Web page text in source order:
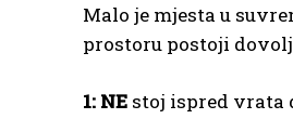
Malo je mjesta u
prostoru postoji
1: NE stoj ispred vrata